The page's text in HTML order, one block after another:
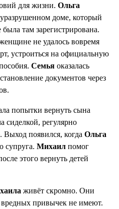
для жизни. Ольга
доме, который
там зарегистрирована.
не удалось вовремя
устроиться на официальную
Семья оказалась
документов через
попытки вернуть сына
сиделкой, регулярно
Выход появился, когда Ольга
супруга. Михаил помог
этого вернуть детей
живёт скромно. Они
вредных привычек не имеют.